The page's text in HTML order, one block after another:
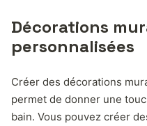
Décorations
personnalisées
Créer des décorations
permet de donner une
bain. Vous pouvez créer